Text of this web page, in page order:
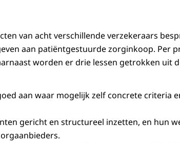
van acht verschillende verzekeraars
aan patiëntgestuurde zorginkoop. Per
worden er drie lessen getrokken uit
aan waar mogelijk zelf concrete criteria
gericht en structureel inzetten, en hun